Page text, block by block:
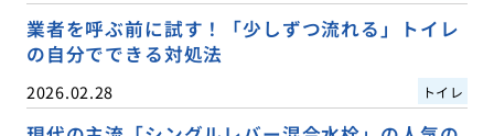
業者を呼ぶ前に試す！「少しずつ流れる」トイレ
の自分でできる対処法
2026.02.28 トイレ